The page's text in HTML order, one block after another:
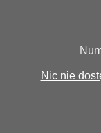
Nic nie